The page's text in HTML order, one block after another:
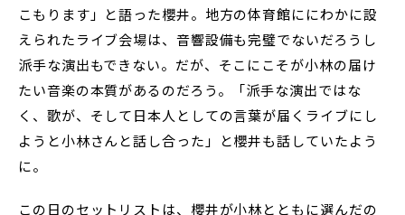
こもります」と語った櫻井。地方の体育館ににわかに設
えられたライブ会場は、音響設備も完璧でないだろうし
派手な演出もできない。だが、そこにこそが小林の届け
たい音楽の本質があるのだろう。「派手な演出ではな
く、歌が、そして日本人としての言葉が届くライブにし
ようと小林さんと話し合った」と櫻井も話していたよう
に。
この日のセットリストは、櫻井が小林とともに選んだの